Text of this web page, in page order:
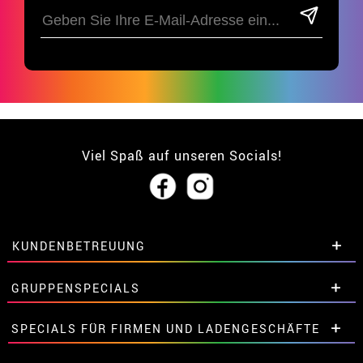
Viel Spaß auf unseren Socials!
KUNDENBETREUUNG
• Über uns
• Verkaufskonditionen
• Rechtlicher HinweisundDatenschutz
• Kundendienst
GRUPPENSPECIALS
Extrarabatte für Gruppen.
Kontaktieren Sie uns hier.
SPECIALS FÜR FIRMEN UND LADENGESCHÄFTE